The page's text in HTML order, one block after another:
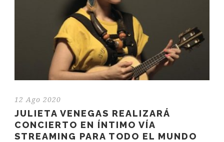
12 Ago 2020
JULIETA VENEGAS REALIZARÁ
CONCIERTO EN ÍNTIMO VÍA
STREAMING PARA TODO EL MUNDO